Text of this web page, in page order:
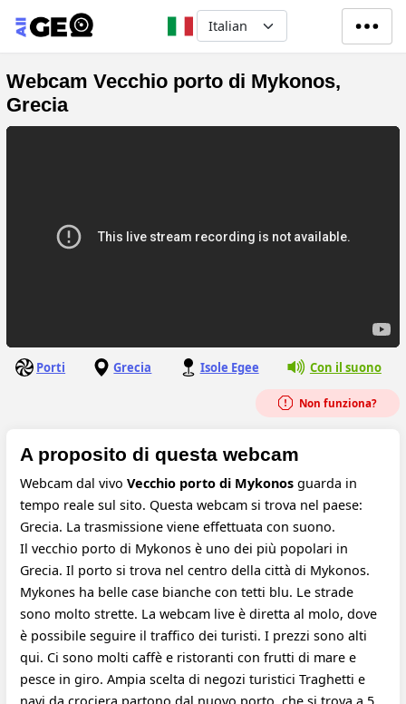
Salta al contenuto principale
Select your language
Webcam Vecchio porto di Mykonos,
Grecia
Porti Grecia Isole Egee Con il suono
Non funziona?
A proposito di questa webcam
Webcam dal vivo Vecchio porto di Mykonos guarda in
tempo reale sul sito. Questa webcam si trova nel paese:
Grecia. La trasmissione viene effettuata con suono.
Il vecchio porto di Mykonos è uno dei più popolari in
Grecia. Il porto si trova nel centro della città di Mykonos.
Mykones ha belle case bianche con tetti blu. Le strade
sono molto strette. La webcam live è diretta al molo, dove
è possibile seguire il traffico dei turisti. I prezzi sono alti
qui. Ci sono molti caffè e ristoranti con frutti di mare e
pesce in giro. Ampia scelta di negozi turistici Traghetti e